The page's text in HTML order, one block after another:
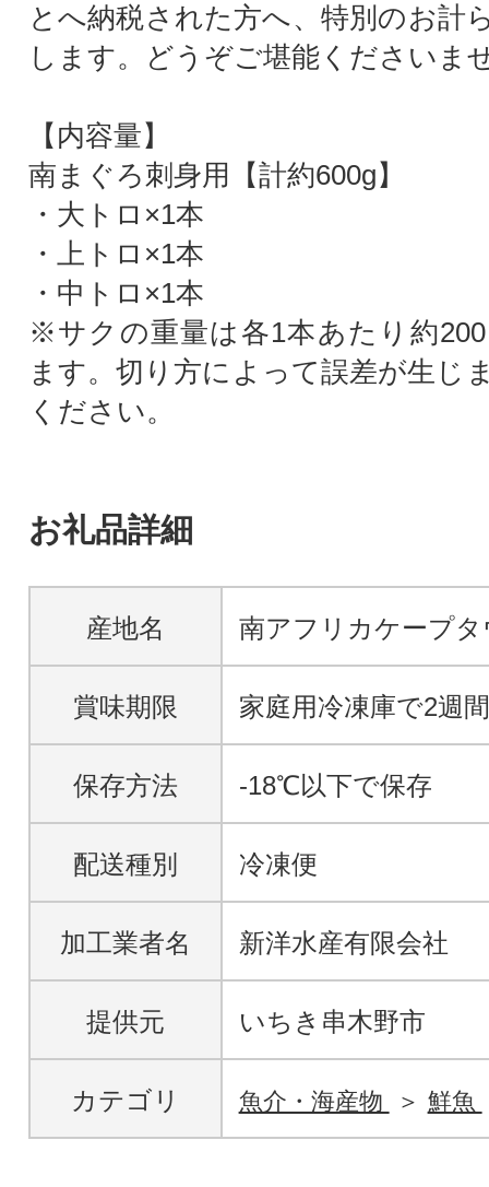
とへ納税された方へ、特別のお計
します。どうぞご堪能くださいま
【内容量】
南まぐろ刺身用【計約600g】
・大トロ×1本
・上トロ×1本
・中トロ×1本
※サクの重量は各1本あたり約
ます。切り方によって誤差が生じ
ください。
お礼品詳細
産地名 南アフリカケープタ
賞味期限 家庭用冷凍庫で2週
保存方法 -18℃以下で保存
配送種別 冷凍便
加工業者名 新洋水産有限会社
提供元 いちき串木野市
カテゴリ 魚介・海産物 鮮魚